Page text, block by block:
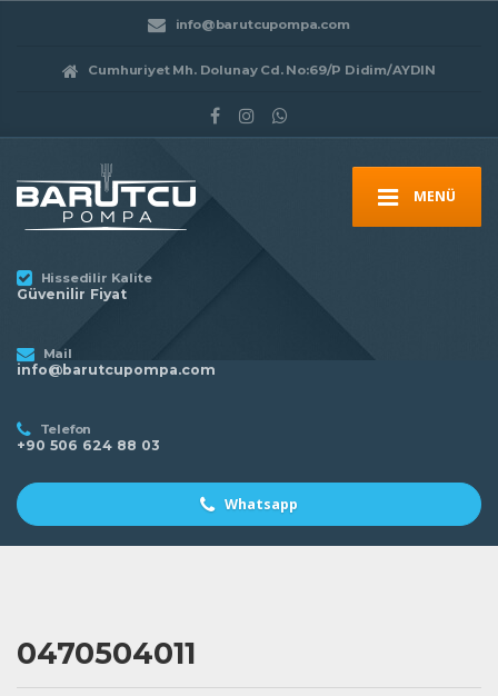
info@barutcupompa.com
Cumhuriyet Mh. Dolunay Cd. No:69/P Didim/AYDIN
MENÜ
Hissedilir Kalite
Güvenilir Fiyat
Mail
info@barutcupompa.com
Telefon
+90 506 624 88 03
Whatsapp
0470504011